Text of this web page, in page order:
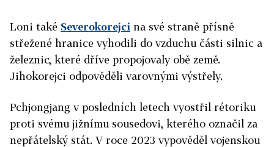
Loni také Severokorejci na své straně přísně
střežené hranice vyhodili do vzduchu části silnic a
železnic, které dříve propojovaly obě země.
Jihokorejci odpověděli varovnými výstřely.
Pchjongjang v posledních letech vyostřil rétoriku
proti svému jižnímu sousedovi, kterého označil za
nepřátelský stát. V roce 2023 vypověděl vojenskou